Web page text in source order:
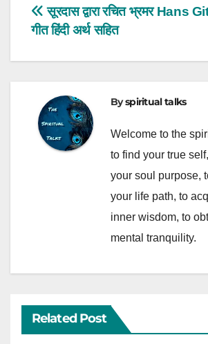
Post
navigation
Hans
सूरदास द्वारा रचित भ्रमर
गीत हिंदी अर्थ सहित
Byspiritual talks
Welcome to the
to find your true
your soul purpose,
your life path, to
inner wisdom, to
mental tranquility.
Related Post